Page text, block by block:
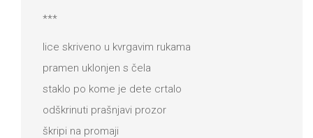
***
lice skriveno u kvrgavim rukama
pramen uklonjen s čela
staklo po kome je dete crtalo
odškrinuti prašnjavi prozor
škripi na promaji